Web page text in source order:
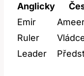
Anglicky
Emir
Ruler
Leader